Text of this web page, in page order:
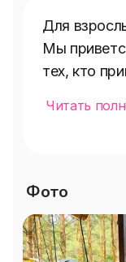
Для
Мы
тех, кто
маленькие
время в
зоне!
Читать
Фото